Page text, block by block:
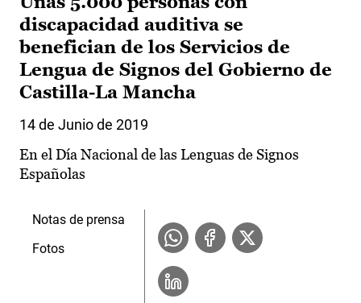
discapacidad auditiva se
benefician de los Servicios de
Lengua de Signos del Gobierno de
Castilla-La Mancha
14 de Junio de 2019
En el Día Nacional de las Lenguas de Signos
Españolas
Notas de prensa
Fotos